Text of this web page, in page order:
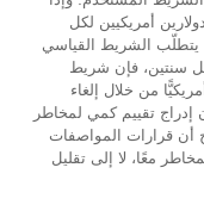
أمريكيين لكل
يمتدّ إلى ١٥ سنة، بينما يتطلّب الشريط القياسي
كل سنتين، فإن شريط
صافية تتجاوز ٣٠ دولارًا أمريكيًّا من خلال إلغاء
إدراج تقييم كمي لمخاطر
أن قرارات المواصفات
معًا، لا إلى تقليل